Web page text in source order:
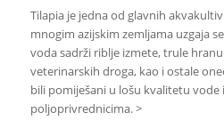
Tilapia je jedna od glavnih
mnogim azijskim zemljama uzgaja
voda sadrži riblje izmete, trule
veterinarskih droga, kao i ostale
bili pomiješani u lošu kvalitetu vode
poljoprivrednicima. >